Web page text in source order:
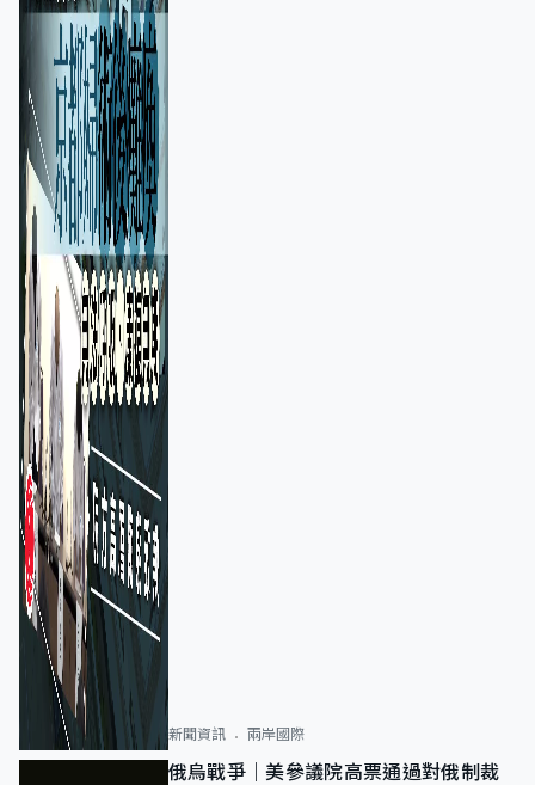
新聞資訊 兩岸國際
俄烏戰爭｜美參議院高票通過對俄制裁